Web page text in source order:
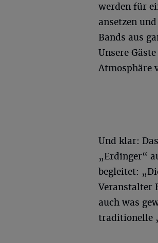
werden für
ansetzen
Bands aus
Unsere
Atmosphäre
Und klar:
„Erdinger“
begleitet:
Veranstalter
auch was
traditionelle